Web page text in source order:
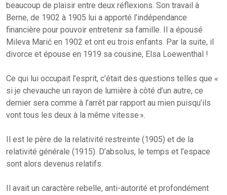
beaucoup de plaisir entre deux réflexions. Son travail à
Berne, de 1902 à 1905 lui a apporté l’indépendance
financière pour pouvoir entretenir sa famille. Il a épousé
Mileva Marić en 1902 et ont eu trois enfants. Par la suite, il
divorce et épouse en 1919 sa cousine, Elsa Loewenthal !
Ce qui lui occupait l’esprit, c’était des questions telles que «
si je chevauche un rayon de lumière à côté d’un autre, ce
dernier sera comme à l’arrêt par rapport au mien puisqu’ils
vont tous les deux à la même vitesse ».
Il est le père de la relativité restreinte (1905) et de la
relativité générale (1915). D’absolus, le temps et l’espace
sont alors devenus relatifs.
Il avait un caractère rebelle, anti-autorité et profondément